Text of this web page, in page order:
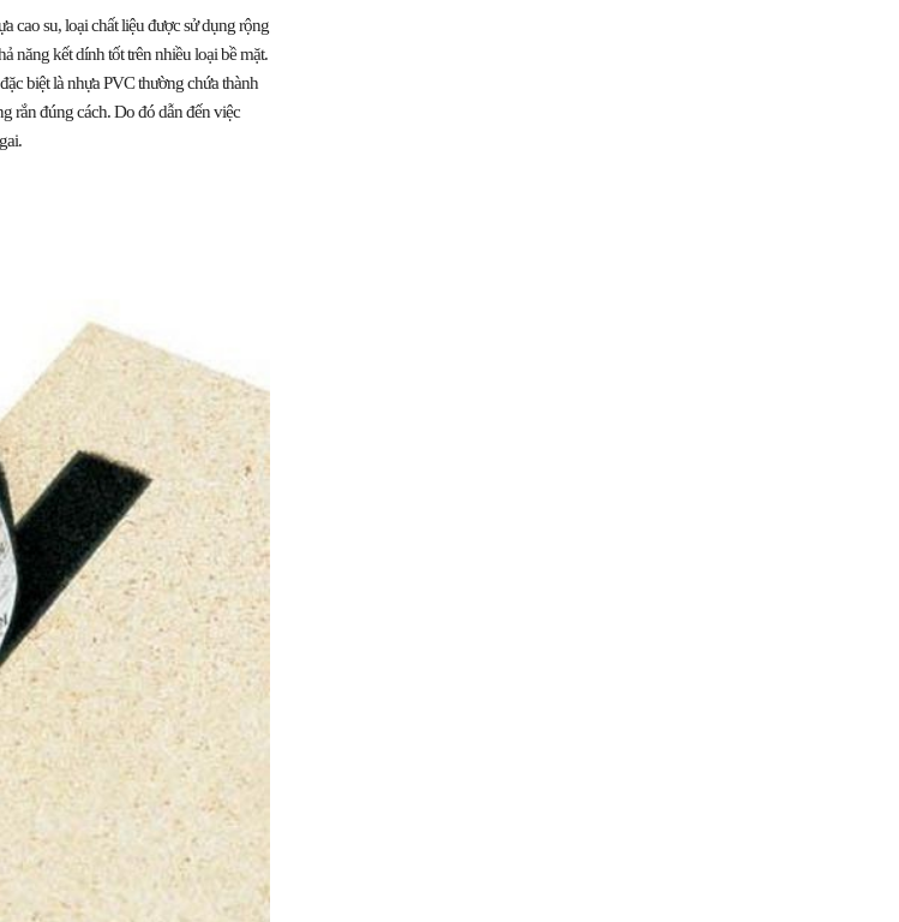
cao su, loại chất liệu được sử dụng rộng
năng kết dính tốt trên nhiều loại bề mặt.
biệt là nhựa PVC thường chứa thành
rắn đúng cách. Do đó dẫn đến việc